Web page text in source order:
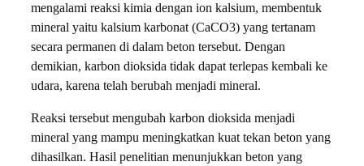
mengalami reaksi kimia dengan ion kalsium, membentuk
mineral yaitu kalsium karbonat (CaCO3) yang tertanam
secara permanen di dalam beton tersebut. Dengan
demikian, karbon dioksida tidak dapat terlepas kembali ke
udara, karena telah berubah menjadi mineral.
​Reaksi tersebut mengubah karbon dioksida menjadi
mineral yang mampu meningkatkan kuat tekan beton yang
dihasilkan. Hasil penelitian menunjukkan beton yang